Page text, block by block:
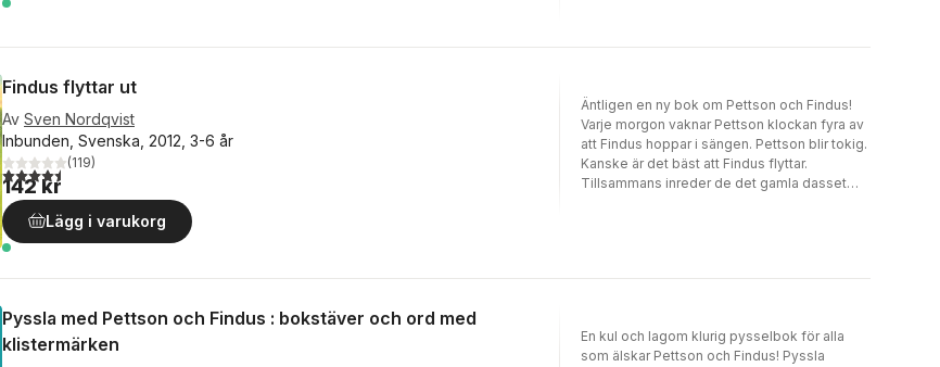
Findus flyttar ut
Av Sven Nordqvist
Inbunden, Svenska, 2012, 3-6 år
4,5utav 5 stjärnor. Totalt antal röster:
(119)
142 kr
Lägg i varukorg
Äntligen en ny bok om Pettson och Findus!
Varje morgon vaknar Pettson klockan fyra av
att Findus hoppar i sängen. Pettson blir tokig.
Kanske är det bäst att Findus flyttar.
Tillsammans inreder de det gamla dasset
Pyssla med Pettson och Findus : bokstäver och ord med
klistermärken
En kul och lagom klurig pysselbok för alla
som älskar Pettson och Findus! Pyssla